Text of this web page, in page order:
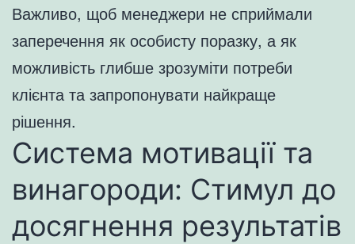
Важливо, щоб менеджери не сприймали
заперечення як особисту поразку, а як
можливість глибше зрозуміти потреби
клієнта та запропонувати найкраще
рішення.
Система мотивації та
винагороди: Стимул до
досягнення результатів